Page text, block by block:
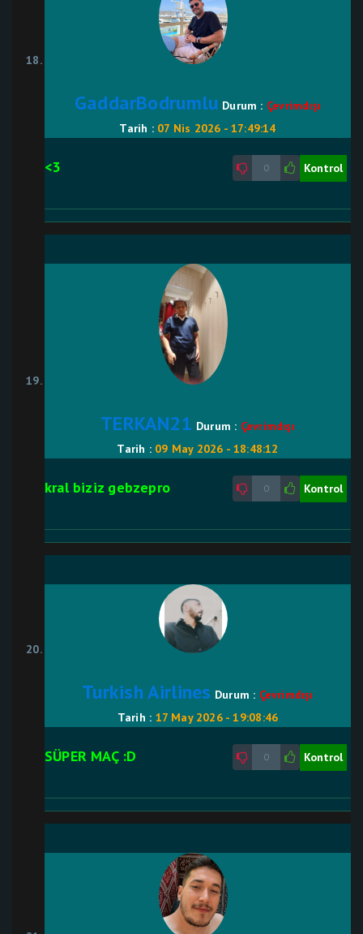
GaddarBodrumlu Durum : Çevrimdışı
Tarih : 07 Nis 2026 - 17:49:14
0 Kontrol
<3
TERKAN21 Durum : Çevrimdışı
Tarih : 09 May 2026 - 18:48:12
0 Kontrol
kral biziz gebzepro
Turkish Airlines Durum : Çevrimdışı
Tarih : 17 May 2026 - 19:08:46
0 Kontrol
SÜPER MAÇ :D